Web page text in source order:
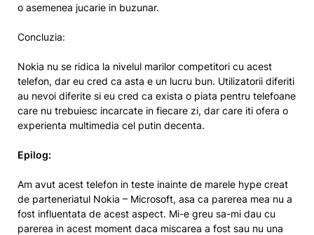
o asemenea jucarie in buzunar.
Concluzia:
Nokia nu se ridica la nivelul marilor competitori cu acest
telefon, dar eu cred ca asta e un lucru bun. Utilizatorii diferiti
au nevoi diferite si eu cred ca exista o piata pentru telefoane
care nu trebuiesc incarcate in fiecare zi, dar care iti ofera o
experienta multimedia cel putin decenta.
Epilog:
Am avut acest telefon in teste inainte de marele hype creat
de parteneriatul Nokia – Microsoft, asa ca parerea mea nu a
fost influentata de acest aspect. Mi-e greu sa-mi dau cu
parerea in acest moment daca miscarea a fost sau nu una